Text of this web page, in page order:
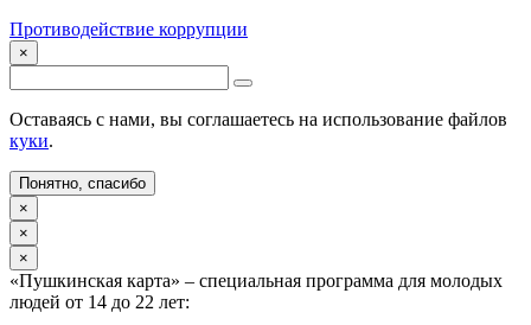
Противодействие коррупции
×
Оставаясь с нами, вы соглашаетесь на использование файлов
куки.
Понятно, спасибо
×
×
×
«Пушкинская карта» – специальная программа для молодых
людей от 14 до 22 лет: